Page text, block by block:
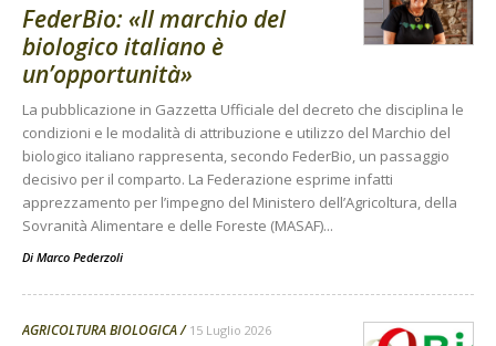
FederBio: «Il marchio del
biologico italiano è
un’opportunità»
La pubblicazione in Gazzetta Ufficiale del decreto che disciplina le
condizioni e le modalità di attribuzione e utilizzo del Marchio del
biologico italiano rappresenta, secondo FederBio, un passaggio
decisivo per il comparto. La Federazione esprime infatti
apprezzamento per l’impegno del Ministero dell’Agricoltura, della
Sovranità Alimentare e delle Foreste (MASAF)...
Di Marco Pederzoli
AGRICOLTURA BIOLOGICA 15 Luglio 2026